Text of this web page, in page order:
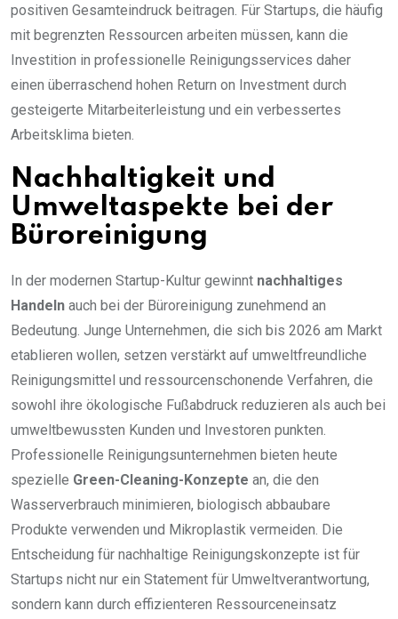
positiven Gesamteindruck beitragen. Für Startups, die häufig
mit begrenzten Ressourcen arbeiten müssen, kann die
Investition in professionelle Reinigungsservices daher
einen überraschend hohen Return on Investment durch
gesteigerte Mitarbeiterleistung und ein verbessertes
Arbeitsklima bieten.
Nachhaltigkeit und
Umweltaspekte bei der
Büroreinigung
In der modernen Startup-Kultur gewinnt nachhaltiges
Handeln auch bei der Büroreinigung zunehmend an
Bedeutung. Junge Unternehmen, die sich bis 2026 am Markt
etablieren wollen, setzen verstärkt auf umweltfreundliche
Reinigungsmittel und ressourcenschonende Verfahren, die
sowohl ihre ökologische Fußabdruck reduzieren als auch bei
umweltbewussten Kunden und Investoren punkten.
Professionelle Reinigungsunternehmen bieten heute
spezielle Green-Cleaning-Konzepte an, die den
Wasserverbrauch minimieren, biologisch abbaubare
Produkte verwenden und Mikroplastik vermeiden. Die
Entscheidung für nachhaltige Reinigungskonzepte ist für
Startups nicht nur ein Statement für Umweltverantwortung,
sondern kann durch effizienteren Ressourceneinsatz